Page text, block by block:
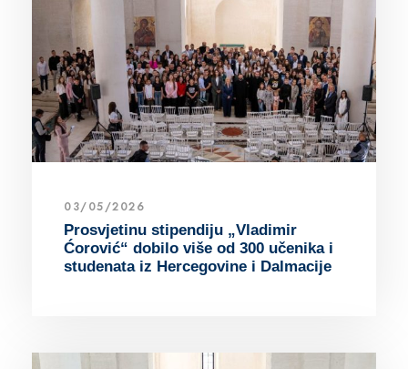
03/05/2026
Prosvjetinu stipendiju „Vladimir
Ćorović“ dobilo više od 300 učenika i
studenata iz Hercegovine i Dalmacije